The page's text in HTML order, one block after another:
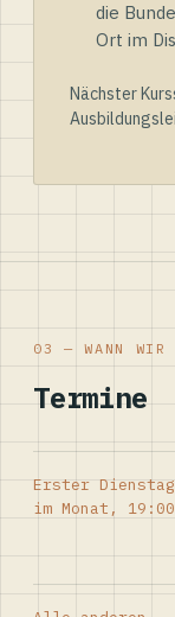
die
Ort im
Nächster
03 — WANN WIR
Termine
Erster Dienstag
im Monat, 19:00